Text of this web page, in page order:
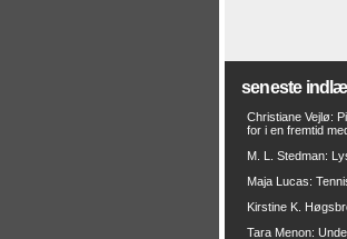
seneste
Christiane Vejlø:
for i en fremtid
M. L. Stedman:
Maja Lucas:
Kirstine K.
Tara Menon: